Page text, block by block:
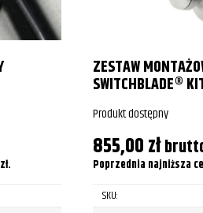
2003
2005
2006
2007
2008
zł.
ZESTAW
SWITCHBLADE®
Produkt dostępny
855,00zł
Poprzednia najniższa
SKU: